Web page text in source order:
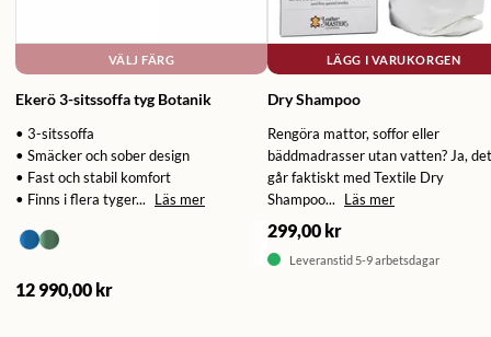
VÄLJ FÄRG
Ekerö 3-sitssoffa tyg Botanik
• 3-sitssoffa
• Smäcker och sober design
• Fast och stabil komfort
• Finns i flera tyger...
Läs mer
12 990,00 kr
LÄGG I VARUKORGEN
Dry Shampoo
Rengöra mattor, soffor eller
bäddmadrasser utan vatten? Ja, det
går faktiskt med Textile Dry
Shampoo...
Läs mer
299,00 kr
Leveranstid 5-9 arbetsdagar